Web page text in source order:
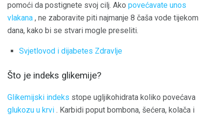
pomoći da postignete svoj cilj. Ako povećavate unos
vlakana , ne zaboravite piti najmanje 8 čaša vode tijekom
dana, kako bi se stvari mogle preseliti.
Svjetlovod i dijabetes Zdravlje
Što je indeks glikemije?
Glikemijski indeks stope ugljikohidrata koliko povećava
glukozu u krvi . Karbidi poput bombona, šećera, kolača i